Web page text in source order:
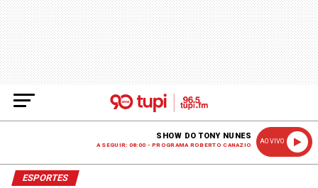
SHOW DO TONY NUNES
A SEGUIR: 08:00 - PROGRAMA ROBERTO CANAZIO
AO VIVO
ESPORTES